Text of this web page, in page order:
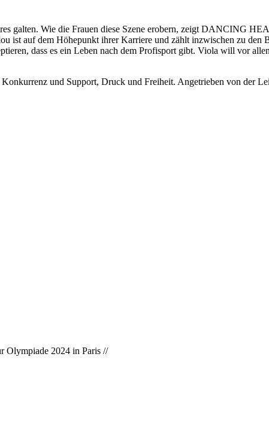
galten. Wie die Frauen diese Szene erobern, zeigt DANCING
ist auf dem Höhepunkt ihrer Karriere und zählt inzwischen zu den
dass es ein Leben nach dem Profisport gibt. Viola will vor
und Support, Druck und Freiheit. Angetrieben von der
Olympiade 2024 in Paris //